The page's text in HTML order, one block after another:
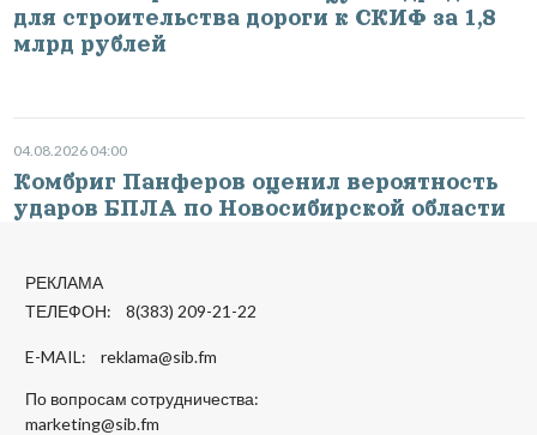
для строительства дороги к СКИФ за 1,8
млрд рублей
04.08.2026 04:00
Комбриг Панферов оценил вероятность
ударов БПЛА по Новосибирской области
РЕКЛАМА
ТЕЛЕФОН: 8(383) 209-21-22
E-MAIL: reklama@sib.fm
По вопросам сотрудничества:
marketing@sib.fm